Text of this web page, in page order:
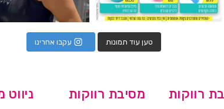
טען עוד תמונות עקבו אחרינו
ניווט מסיבת רווקות רווקות